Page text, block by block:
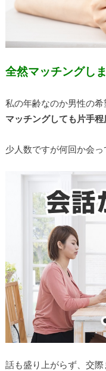
全然マッチングし
私の年齢なのか男性の
マッチングしても片手程
少人数ですが何回か会っ
話も盛り上がらず、交際